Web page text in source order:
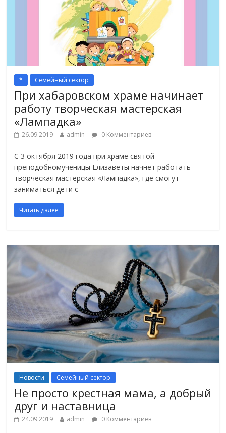
* Семейный сектор
При хабаровском храме начинает
работу творческая мастерская
«Лампадка»
26.09.2019 admin 0 Комментариев
С 3 октября 2019 года при храме святой
преподобномученицы Елизаветы начнет работать
творческая мастерская «Лампадка», где смогут
заниматься дети с
Читать далее
Новости Семейный сектор
Не просто крестная мама, а добрый
друг и наставница
24.09.2019 admin 0 Комментариев